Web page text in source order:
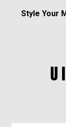
Style Your